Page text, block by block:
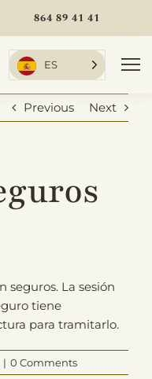
864 89 41 41
ES
Previous Next
seguros. La sesión
tiene
para tramitarlo.
| 0 Comments